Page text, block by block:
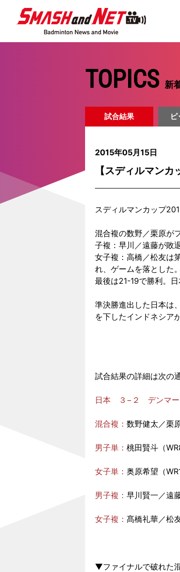
TOPICS 新
試合結果 ピ
2015年05月15日
【スディルマン
スディルマンカップ
混合複の数野／栗原が
子複：早川／遠藤が敗
女子複：高橋／松友は
れ、ゲームを落とした
最後は21-19で勝利。
準決勝進出した日本は
を下したインドネシア
試合結果の詳細は次の通
日本 ３−２ デンマー
混合複： 数野健太／栗
男子単： 桃田賢斗 （
女子単： 奥原希望 （
男子複： 早川賢一／遠
女子複： 髙橋礼華／松
▼ファイナルで破れた